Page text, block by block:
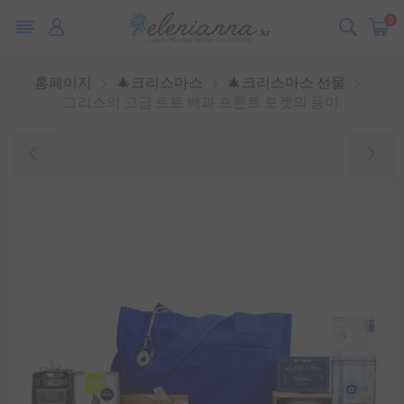
0
홈페이지 🎄크리스마스
🎄크리스마스 선물